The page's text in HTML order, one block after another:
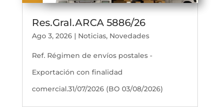
Res.Gral.ARCA 5886/26
Ago 3, 2026| Noticias, Novedades
Ref. Régimen de envíos postales -
Exportación con finalidad
comercial.31/07/2026 (BO 03/08/2026)